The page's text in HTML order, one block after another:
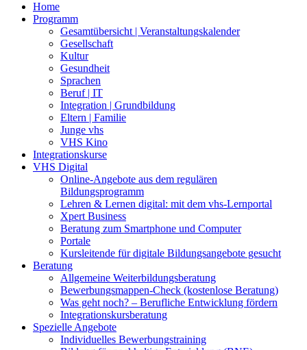
Home
Programm
Gesamtübersicht | Veranstaltungskalender
Gesellschaft
Kultur
Gesundheit
Sprachen
Beruf | IT
Integration | Grundbildung
Eltern | Familie
Junge vhs
VHS Kino
Integrationskurse
VHS Digital
Online-Angebote aus dem regulären
Bildungsprogramm
Lehren & Lernen digital: mit dem vhs-Lernportal
Xpert Business
Beratung zum Smartphone und Computer
Portale
Kursleitende für digitale Bildungsangebote gesucht
Beratung
Allgemeine Weiterbildungsberatung
Bewerbungsmappen-Check (kostenlose Beratung)
Was geht noch? – Berufliche Entwicklung fördern
Integrationskursberatung
Spezielle Angebote
Individuelles Bewerbungstraining